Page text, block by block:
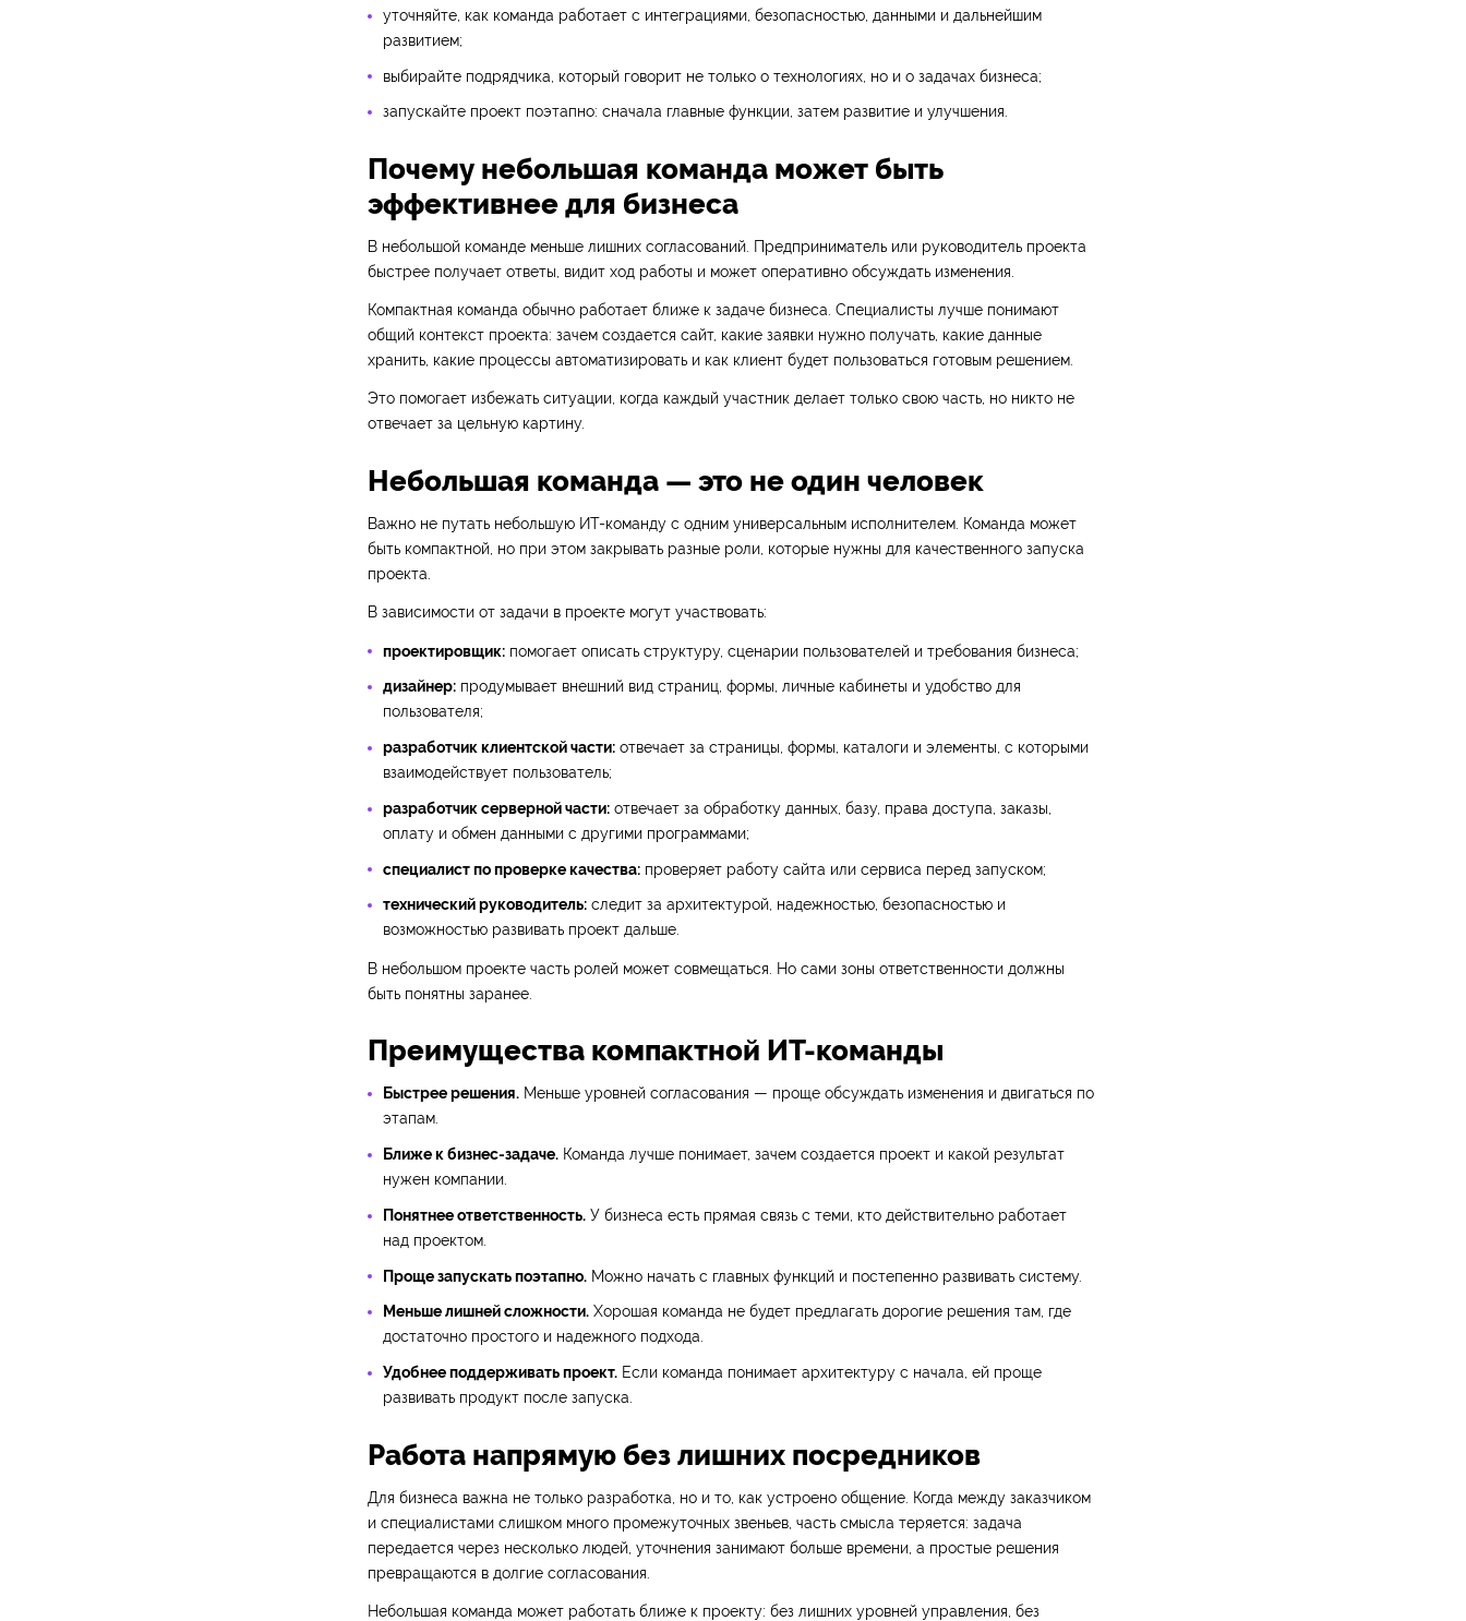
уточняйте, как команда работает с интеграциями, безопасностью, данными и дальнейшим
развитием;
выбирайте подрядчика, который говорит не только о технологиях, но и о задачах бизнеса;
запускайте проект поэтапно: сначала главные функции, затем развитие и улучшения.
Почему небольшая команда может быть
эффективнее для бизнеса
В небольшой команде меньше лишних согласований. Предприниматель или руководитель проекта
быстрее получает ответы, видит ход работы и может оперативно обсуждать изменения.
Компактная команда обычно работает ближе к задаче бизнеса. Специалисты лучше понимают
общий контекст проекта: зачем создается сайт, какие заявки нужно получать, какие данные
хранить, какие процессы автоматизировать и как клиент будет пользоваться готовым решением.
Это помогает избежать ситуации, когда каждый участник делает только свою часть, но никто не
отвечает за цельную картину.
Небольшая команда — это не один человек
Важно не путать небольшую ИТ-команду с одним универсальным исполнителем. Команда может
быть компактной, но при этом закрывать разные роли, которые нужны для качественного запуска
проекта.
В зависимости от задачи в проекте могут участвовать:
проектировщик:помогает описать структуру, сценарии пользователей и требования бизнеса;
дизайнер:продумывает внешний вид страниц, формы, личные кабинеты и удобство для
пользователя;
разработчик клиентской части:отвечает за страницы, формы, каталоги и элементы, с которыми
взаимодействует пользователь;
разработчик серверной части:отвечает за обработку данных, базу, права доступа, заказы,
оплату и обмен данными с другими программами;
специалист по проверке качества:проверяет работу сайта или сервиса перед запуском;
технический руководитель:следит за архитектурой, надежностью, безопасностью и
возможностью развивать проект дальше.
В небольшом проекте часть ролей может совмещаться. Но сами зоны ответственности должны
быть понятны заранее.
Преимущества компактной ИТ-команды
Быстрее решения.Меньше уровней согласования — проще обсуждать изменения и двигаться по
этапам.
Ближе к бизнес-задаче.Команда лучше понимает, зачем создается проект и какой результат
нужен компании.
Понятнее ответственность.У бизнеса есть прямая связь с теми, кто действительно работает
над проектом.
Проще запускать поэтапно.Можно начать с главных функций и постепенно развивать систему.
Меньше лишней сложности.Хорошая команда не будет предлагать дорогие решения там, где
достаточно простого и надежного подхода.
Удобнее поддерживать проект.Если команда понимает архитектуру с начала, ей проще
развивать продукт после запуска.
Работа напрямую без лишних посредников
Для бизнеса важна не только разработка, но и то, как устроено общение. Когда между заказчиком
и специалистами слишком много промежуточных звеньев, часть смысла теряется: задача
передается через несколько людей, уточнения занимают больше времени, а простые решения
превращаются в долгие согласования.
Небольшая команда может работать ближе к проекту: без лишних уровней управления, без